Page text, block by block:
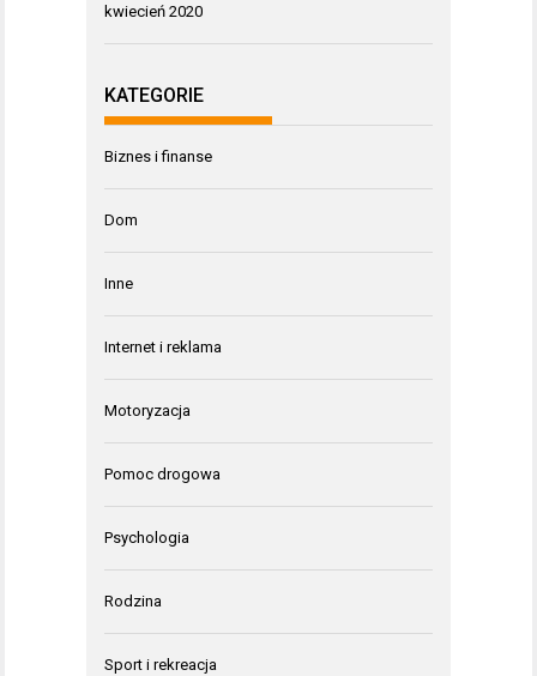
kwiecień 2020
KATEGORIE
Biznes i finanse
Dom
Inne
Internet i reklama
Motoryzacja
Pomoc drogowa
Psychologia
Rodzina
Sport i rekreacja